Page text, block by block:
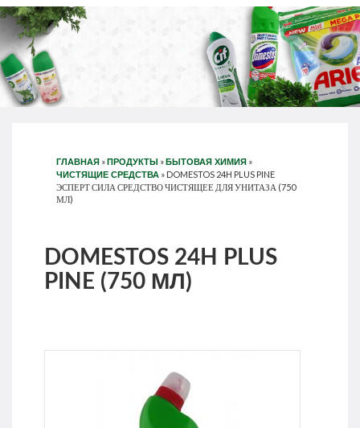
ГЛАВНАЯ » ПРОДУКТЫ » БЫТОВАЯ ХИМИЯ »
ЧИСТЯЩИЕ СРЕДСТВА » DOMESTOS 24H PLUS PINE
ЭСПЕРТ СИЛА СРЕДСТВО ЧИСТЯЩЕЕ ДЛЯ УНИТАЗА (750
МЛ)
DOMESTOS 24H PLUS
PINE (750 МЛ)